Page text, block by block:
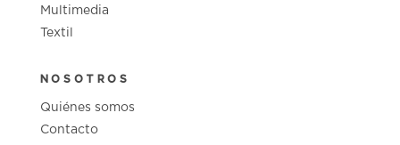
Multimedia
Textil
NOSOTROS
Quiénes somos
Contacto